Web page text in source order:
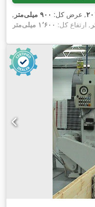
, عرض کل: ۹۰۰ میلی‌متر
,
, ارتفاع کل: ۱٬۶۰۰ میلی‌متر